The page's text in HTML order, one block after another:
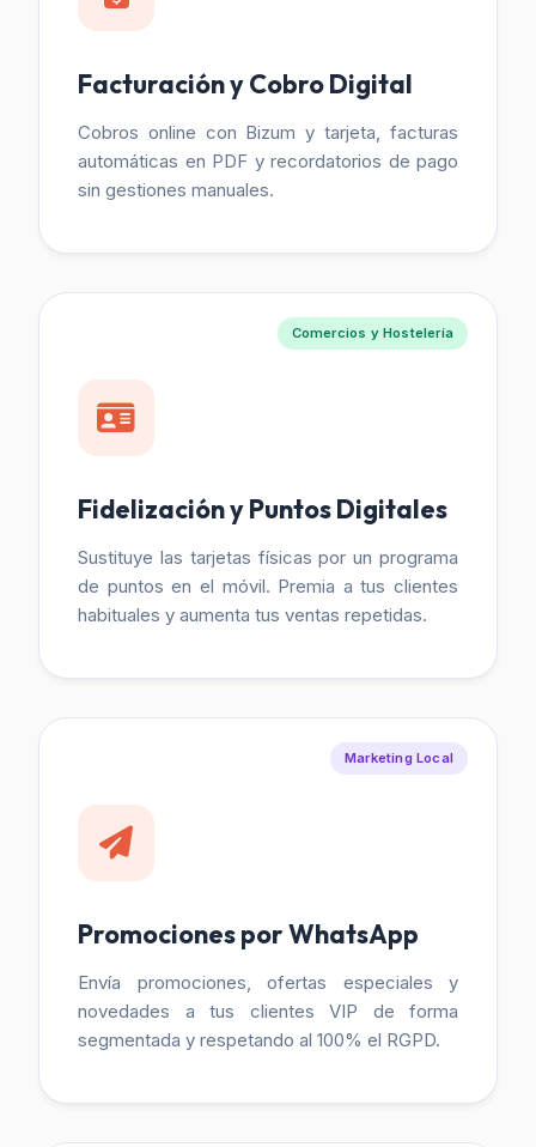
Facturación y Cobro Digital
Cobros online con Bizum y tarjeta, facturas
automáticas en PDF y recordatorios de pago
sin gestiones manuales.
Comercios y Hostelería
Fidelización y Puntos Digitales
Sustituye las tarjetas físicas por un programa
de puntos en el móvil. Premia a tus clientes
habituales y aumenta tus ventas repetidas.
Marketing Local
Promociones por WhatsApp
Envía promociones, ofertas especiales y
novedades a tus clientes VIP de forma
segmentada y respetando al 100% el RGPD.